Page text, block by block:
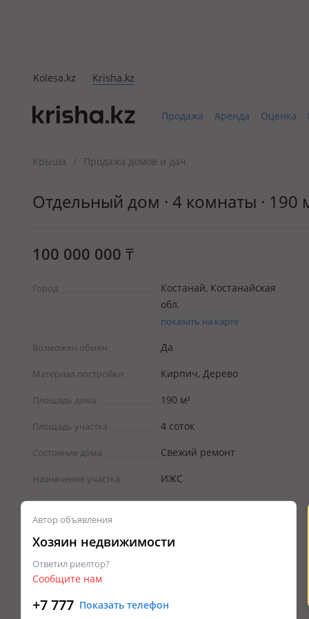
Kolesa.kz Krisha.kz
Продажа Аренда Оценка
Крыша / Продажа домов и дач
Отдельный дом · 4 комнаты · 190
100 000 000 ₸
Город
Костанай, Костанайская
обл.
показать на карте
Возможен обмен Да
Материал постройки Кирпич, Дерево
Площадь дома 190 м²
Площадь участка 4 соток
Состояние дома Свежий ремонт
Назначение участка ИЖС
Автор объявления
Хозяин недвижимости
Ответил риелтор?
Сообщите нам
+7 777 Показать телефон